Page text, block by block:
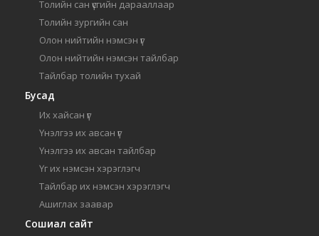
Толийн сан үсгийн дарааллаар
Толийн зургийн сан
Олон нийтийн нэмсэн үг
Олон нийтийн нэмсэн тайлбар
Тайлбар толийн тухай
Бусад
Их хайсан үг
Үнэлгээ их авсан үг
Үнэлгээ их авсан тайлбар
Үг их нэмсэн хэрэглэгч
Тайлбар их нэмсэн хэрэглэгч
Ашиглах заавар
Сошиал сайт